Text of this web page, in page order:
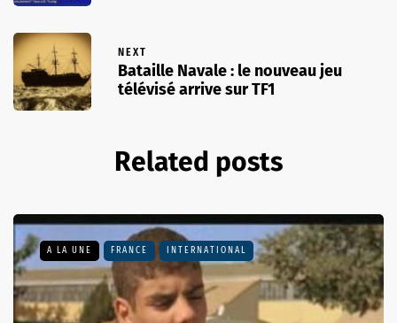
NEXT
Bataille Navale : le nouveau jeu
télévisé arrive sur TF1
Related posts
A LA UNE FRANCE INTERNATIONAL